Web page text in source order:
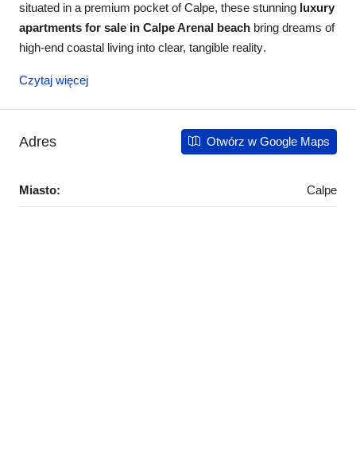
situated in a premium pocket of Calpe, these stunning luxury
apartments for sale in Calpe Arenal beach bring dreams of
high-end coastal living into clear, tangible reality.
Czytaj więcej
Adres Otwórz w Google Maps
Miasto: Calpe